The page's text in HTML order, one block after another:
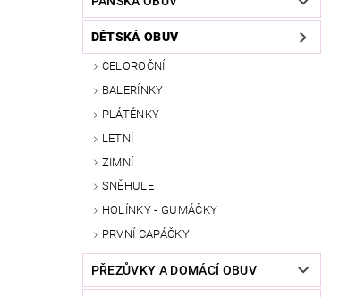
DĚTSKÁ OBUV
CELOROČNÍ
BALERÍNKY
PLÁTĚNKY
LETNÍ
ZIMNÍ
SNĚHULE
HOLÍNKY - GUMÁČKY
PRVNÍ CAPÁČKY
PŘEZŮVKY A DOMÁCÍ OBUV